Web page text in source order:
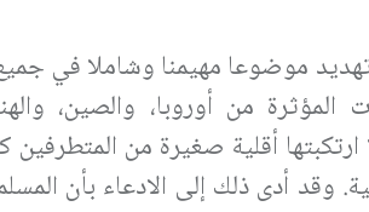
موضوعا مهيمنا وشاملا في جميع
من أوروبا، والصين،
أقلية صغيرة من المتطرفين
وقد أدى ذلك إلى الادعاء بأن